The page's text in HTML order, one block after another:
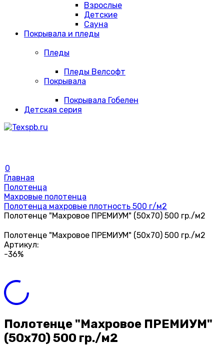
Взрослые
Детские
Сауна
Покрывала и пледы
Пледы
Пледы Велсофт
Покрывала
Покрывала Гобелен
Детская серия
0
Главная
Полотенца
Махровые полотенца
Полотенца махровые плотность 500 г/м2
Полотенце "Махровое ПРЕМИУМ" (50х70) 500 гр./м2
Полотенце "Махровое ПРЕМИУМ" (50х70) 500 гр./м2
Артикул:
-36%
Полотенце "Махровое ПРЕМИУМ"
(50х70) 500 гр./м2